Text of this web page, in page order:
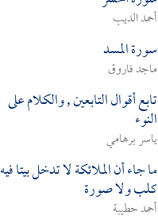
أحمد الديب
سورة المسد
ماجد فاروق
تابع أقوال التابعين , والكلام على
النوء
ياسر برهامي
ما جاء أن الملائكة لا تدخل بيتا فيه
كلب ولا صورة
أحمد حطيبة